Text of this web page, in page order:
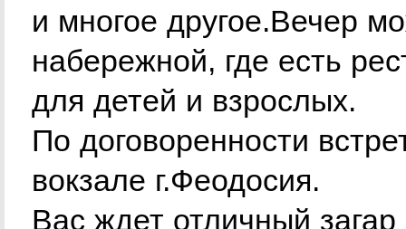
и многое другое.Вечер
набережной, где есть
для детей и взрослых.
По договоренности
вокзале г.Феодосия.
Вас ждет отличный